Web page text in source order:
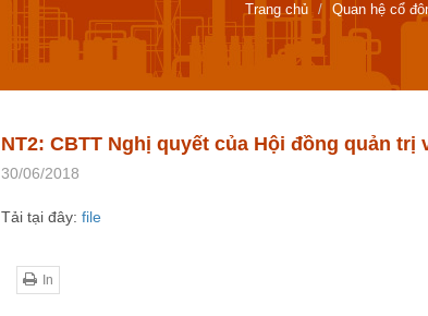
Trang chủ Quan hệ cổ
NT2: CBTT Nghị quyết của Hội đồng quản
30/06/2018
Tải tại đây: file
In